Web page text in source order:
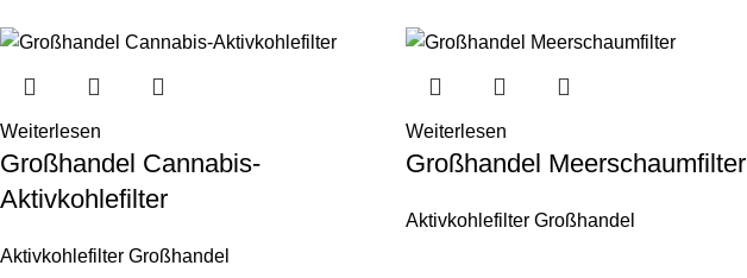
Weiterlesen
Großhandel Cannabis-
Aktivkohlefilter
Aktivkohlefilter Großhandel
Weiterlesen
Großhandel Meerschaumfilter
Aktivkohlefilter Großhandel